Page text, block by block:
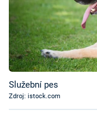
TV Program
Časopis
Sledujte prima+
Služební pes
Zdroj: istock.com